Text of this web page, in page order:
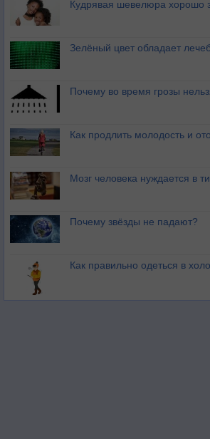
Кудрявая шевелюра хорошо
Зелёный цвет обладает
Почему во время грозы
Как продлить молодость и
Мозг человека нуждается в
Почему звёзды не падают?
Как правильно одеться в